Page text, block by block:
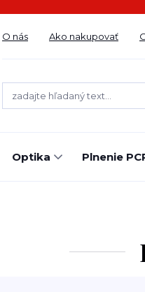
O nás Ako nakupovať
Optika Plnenie